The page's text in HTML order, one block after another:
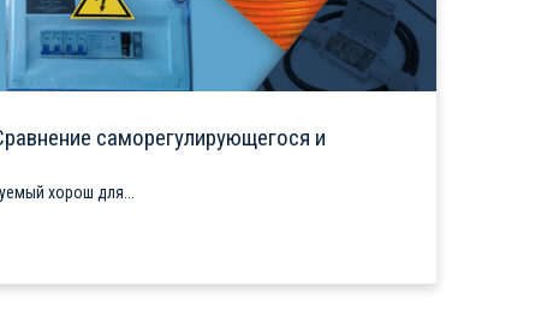
саморегулирующегося и
хорош для...